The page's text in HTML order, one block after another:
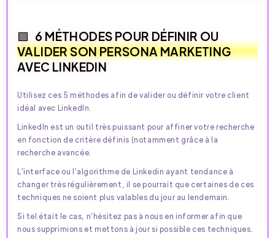
6 MÉTHODES POUR DÉFINIR OU
VALIDER SON PERSONA MARKETING
AVEC LINKEDIN
Utilisez ces 5 méthodes afin de valider ou définir votre client
idéal avec LinkedIn.
LinkedIn est un outil très puissant pour affiner votre recherche
en fonction de critère définis (notamment grâce à la
recherche avancée.
L'interface ou l'algorithme de Linkedin ayant tendance à
changer très régulièrement, il se pourrait que certaines de ces
techniques ne soient plus valables du jour au lendemain.
Si tel était le cas, n'hésitez pas à nous en informer afin que
nous supprimions et mettons à jour si possible ces techniques.